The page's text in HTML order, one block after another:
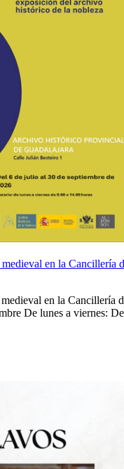
en la Cancillería
en la Cancillería
De lunes a viernes: De